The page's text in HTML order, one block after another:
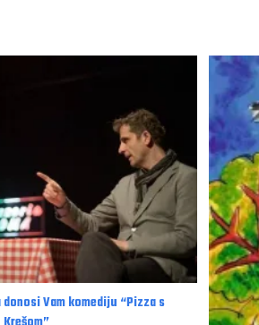
Vam komediju “Pizza s